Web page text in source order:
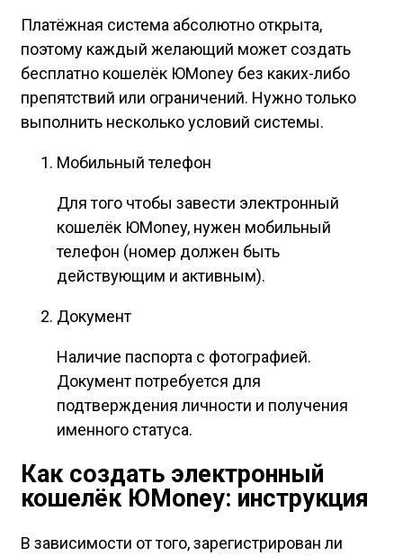
Платёжная система абсолютно открыта,
поэтому каждый желающий может создать
бесплатно кошелёк ЮMoney без каких-либо
препятствий или ограничений. Нужно только
выполнить несколько условий системы.
Мобильный телефон
Для того чтобы завести электронный
кошелёк ЮMoney, нужен мобильный
телефон (номер должен быть
действующим и активным).
Документ
Наличие паспорта с фотографией.
Документ потребуется для
подтверждения личности и получения
именного статуса.
Как создать электронный
кошелёк ЮMoney: инструкция
В зависимости от того, зарегистрирован ли